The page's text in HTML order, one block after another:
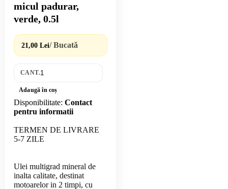
micul padurar,
verde, 0.5l
21,00 Lei/ Bucată
CANT.
Adaugă în coș
Disponibilitate: Contact
pentru informatii
TERMEN DE LIVRARE
5-7 ZILE
Ulei multigrad mineral de
inalta calitate, destinat
motoarelor in 2 timpi, cu